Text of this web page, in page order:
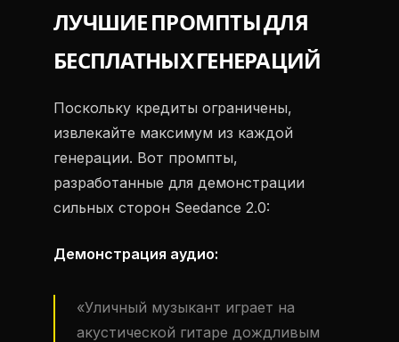
ЛУЧШИЕ ПРОМПТЫ ДЛЯ
БЕСПЛАТНЫХ ГЕНЕРАЦИЙ
Поскольку кредиты ограничены,
извлекайте максимум из каждой
генерации. Вот промпты,
разработанные для демонстрации
сильных сторон Seedance 2.0:
Демонстрация аудио:
«Уличный музыкант играет на
акустической гитаре дождливым